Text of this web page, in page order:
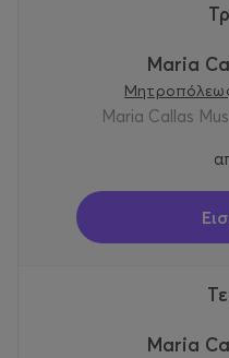
Maria
Maria Callas
Maria